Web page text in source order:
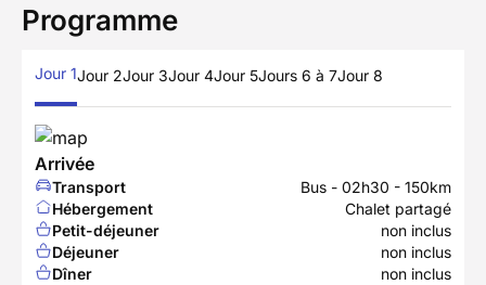
Programme
Jour 1Jour 2Jour 3Jour 4Jour 5Jours 6 à 7Jour 8
Arrivée
Transport
Bus - 02h30 - 150km
Hébergement
Chalet partagé
Petit-déjeuner
non inclus
Déjeuner
non inclus
Dîner
non inclus